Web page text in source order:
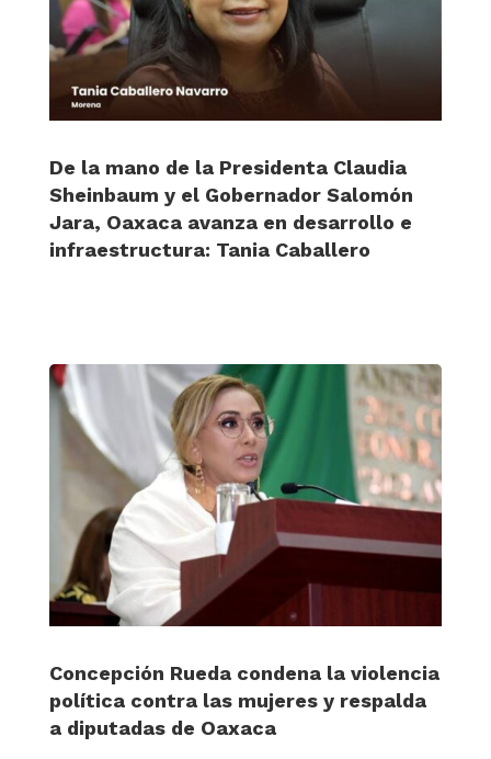
De la mano de la Presidenta Claudia
Sheinbaum y el Gobernador Salomón
Jara, Oaxaca avanza en desarrollo e
infraestructura: Tania Caballero
Concepción Rueda condena la violencia
política contra las mujeres y respalda
a diputadas de Oaxaca